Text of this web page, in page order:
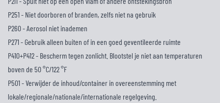
P251 - Niet doorboren of branden, zelfs niet na gebruik
P260 - Aerosol niet inademen
P271 - Gebruik alleen buiten of in een goed geventileerde ruimte
P410+P412 - Bescherm tegen zonlicht. Blootstel je niet aan temperaturen
boven de 50 °C/122 °F
P501 - Verwijder de inhoud/container in overeenstemming met
lokale/regionale/nationale/internationale regelgeving.